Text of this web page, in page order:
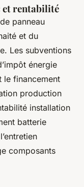
et rentabilité
panneau
et du
Les subventions
énergie
le financement
production
installation
batterie
composants